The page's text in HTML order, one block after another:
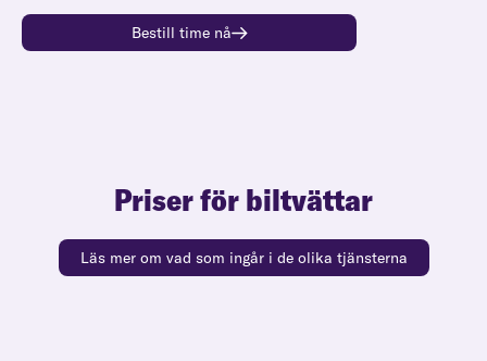
Bestill time nå
Priser för biltvättar
Läs mer om vad som ingår i de olika tjänsterna